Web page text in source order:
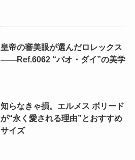
皇帝の審美眼が選んだロレックス
――Ref.6062 “バオ・ダイ”の美学
知らなきゃ損。エルメス ボリード
が“永く愛される理由”とおすすめ
サイズ